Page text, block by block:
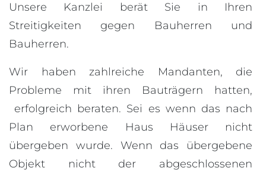
Unsere Kanzlei berät Sie in Ihren
Streitigkeiten gegen Bauherren und
Bauherren.
Wir haben zahlreiche Mandanten, die
Probleme mit ihren Bauträgern hatten,
erfolgreich beraten. Sei es wenn das nach
Plan erworbene Haus Häuser nicht
übergeben wurde. Wenn das übergebene
Objekt nicht der abgeschlossenen